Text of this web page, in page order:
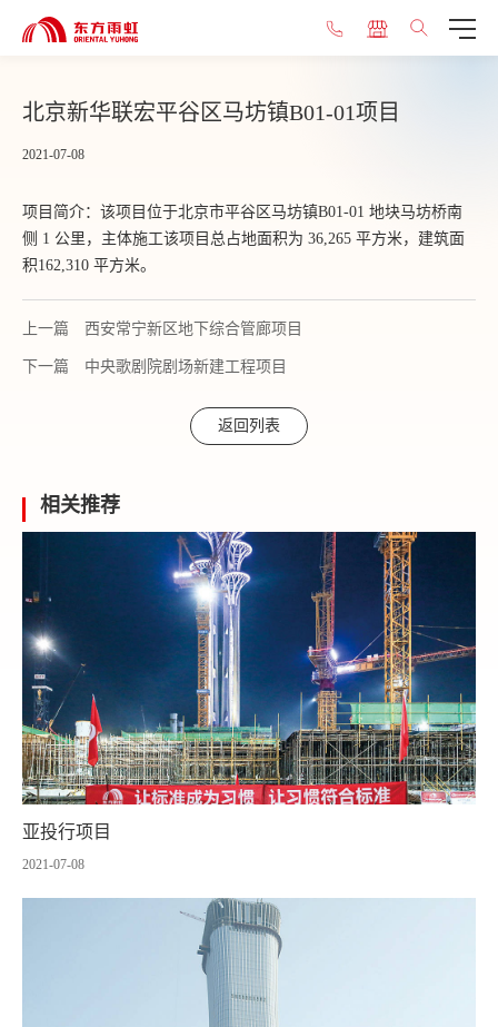
北京新华联宏平谷区马坊镇B01-01项目
2021-07-08
项目简介：该项目位于北京市平谷区马坊镇B01-01 地块马坊桥南
侧 1 公里，主体施工该项目总占地面积为 36,265 平方米，建筑面
积162,310 平方米。
上一篇 西安常宁新区地下综合管廊项目
下一篇 中央歌剧院剧场新建工程项目
返回列表
相关推荐
亚投行项目
2021-07-08